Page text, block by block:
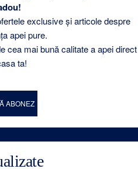
exclusive și articole despre
apei pure.
cea mai bună calitate a apei direct
ta!
ABONEZ